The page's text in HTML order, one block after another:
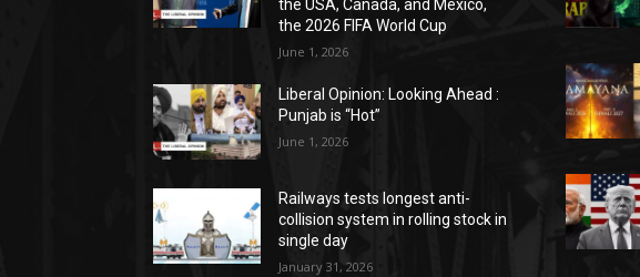
the USA, Canada, and Mexico,
the 2026 FIFA World Cup
June 1, 2026
Liberal Opinion: Looking Ahead :
Punjab is “Hot”
June 1, 2026
Railways tests longest anti-
collision system in rolling stock in
single day
January 31, 2026